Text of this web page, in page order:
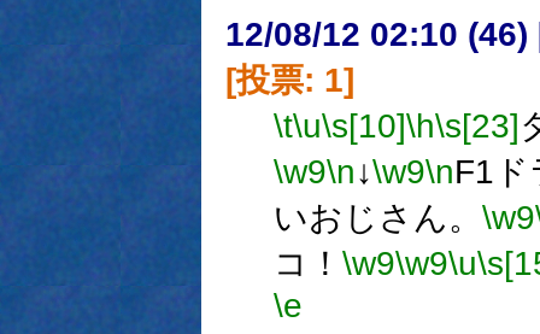
12/08/12 02:10 (46)
[投票: 1]
\t\u\s[10]\h\s[23]
\w9\n↓\w9\nF1ド
いおじさん。 \w9
コ！ \w9\w9\u
\e